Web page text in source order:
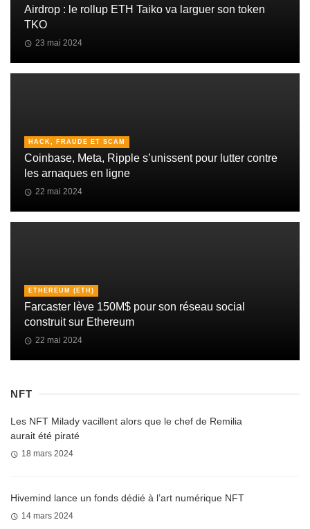
Airdrop : le rollup ETH Taiko va larguer son token
TKO
23 mai 2024
HACK, FRAUDE ET SCAM
Coinbase, Meta, Ripple s’unissent pour lutter contre
les arnaques en ligne
22 mai 2024
ETHEREUM (ETH)
Farcaster lève 150M$ pour son réseau social
construit sur Ethereum
22 mai 2024
NFT
Les NFT Milady vacillent alors que le chef de Remilia
aurait été piraté
18 mars 2024
Hivemind lance un fonds dédié à l’art numérique NFT
14 mars 2024